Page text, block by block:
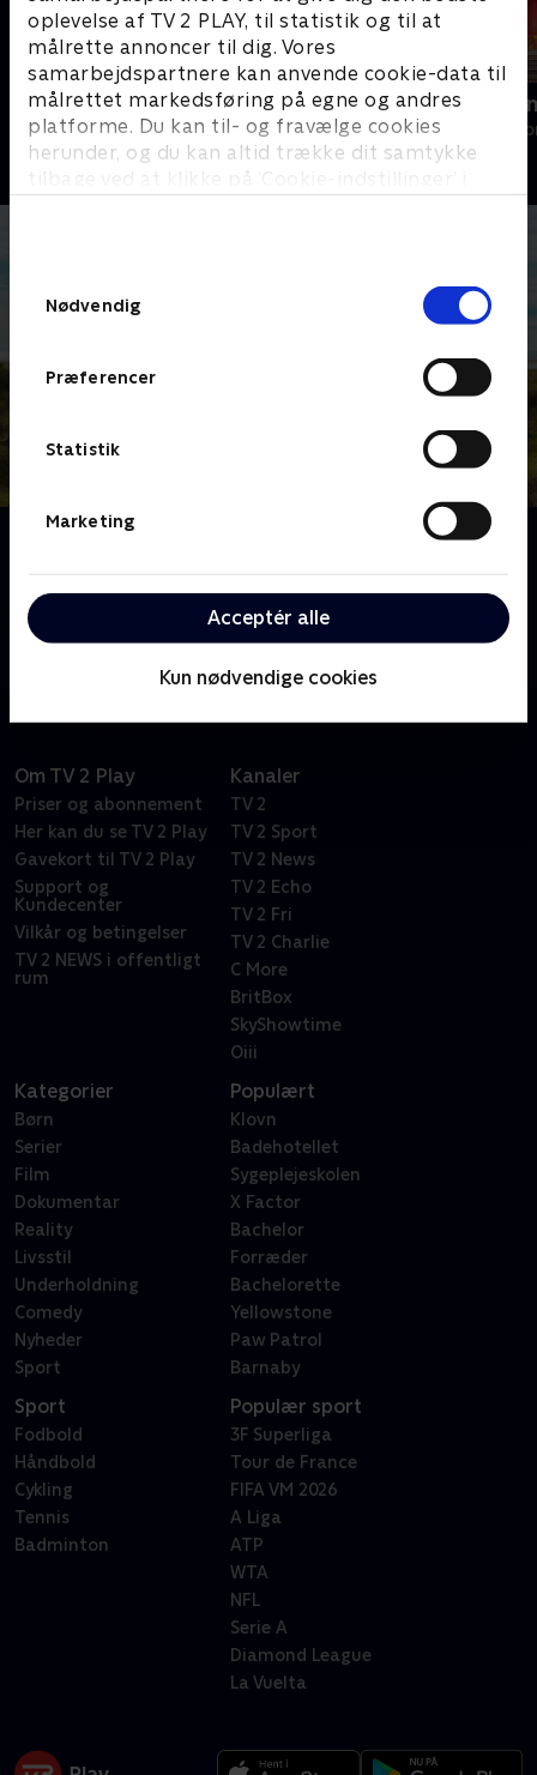
oplevelse af TV 2 PLAY, til statistik og til at
målrette annoncer til dig. Vores
samarbejdspartnere kan anvende cookie-data til
målrettet markedsføring på egne og andres
platforme. Du kan til- og fravælge cookies
herunder, og du kan altid trække dit samtykke
tilbage ved at klikke på ’Cookie-indstillinger’ i
Nødvendig
Præferencer
Statistik
Marketing
Acceptér alle
Kun nødvendige cookies
Helt sort
Livsstil • 7 sæsoner
Linde på
Livsstil • 5
Jeanett og alle de frivillige på kulturstedet Realen, der
ligger på Fanø - øen, hvor man ikke kender til ordet
Om TV 2 Play
Priser og abonnement
Her kan du se TV 2 Play
Gavekort til TV 2 Play
Support og
Kundecenter
Vilkår og betingelser
TV 2 NEWS i offentligt
rum
Kanaler
TV 2
TV 2 Sport
TV 2 News
TV 2 Echo
TV 2 Fri
TV 2 Charlie
C More
BritBox
SkyShowtime
Oiii
Kategorier
Børn
Serier
Film
Dokumentar
Reality
Livsstil
Underholdning
Comedy
Nyheder
Sport
Populært
Klovn
Badehotellet
Sygeplejeskolen
X Factor
Bachelor
Forræder
Bachelorette
Yellowstone
Paw Patrol
Barnaby
Sport
Fodbold
Håndbold
Cykling
Tennis
Badminton
Populær sport
3F Superliga
Tour de France
FIFA VM 2026
A Liga
ATP
WTA
NFL
Serie A
Diamond League
La Vuelta